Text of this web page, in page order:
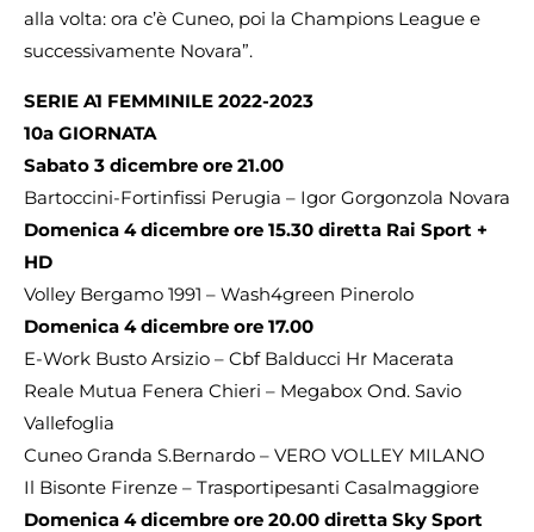
alla volta: ora c’è Cuneo, poi la Champions League e
successivamente Novara”.
SERIE A1 FEMMINILE 2022-2023
10a GIORNATA
Sabato 3 dicembre ore 21.00
Bartoccini-Fortinfissi Perugia – Igor Gorgonzola Novara
Domenica 4 dicembre ore 15.30 diretta Rai Sport +
HD
Volley Bergamo 1991 – Wash4green Pinerolo
Domenica 4 dicembre ore 17.00
E-Work Busto Arsizio – Cbf Balducci Hr Macerata
Reale Mutua Fenera Chieri – Megabox Ond. Savio
Vallefoglia
Cuneo Granda S.Bernardo – VERO VOLLEY MILANO
Il Bisonte Firenze – Trasportipesanti Casalmaggiore
Domenica 4 dicembre ore 20.00 diretta Sky Sport